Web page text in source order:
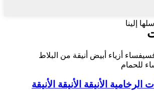
إلينا
الرخامية الأنيقة الأنيقة الأنيقة